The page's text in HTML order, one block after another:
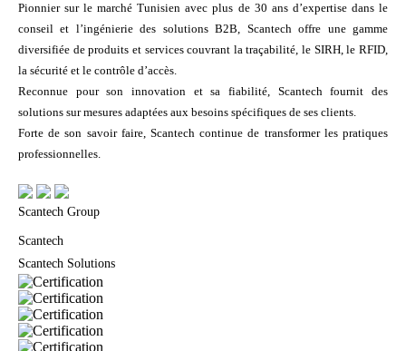
Pionnier sur le marché Tunisien avec plus de 30 ans d’expertise dans le
conseil et l’ingénierie des solutions B2B, Scantech offre une gamme
diversifiée de produits et services couvrant la traçabilité, le SIRH, le RFID,
la sécurité et le contrôle d’accès.
Reconnue pour son innovation et sa fiabilité, Scantech fournit des
solutions sur mesures adaptées aux besoins spécifiques de ses clients.
Forte de son savoir faire, Scantech continue de transformer les pratiques
professionnelles.
Scantech Group
Scantech
Scantech Solutions